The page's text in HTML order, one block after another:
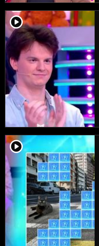
player2
player2